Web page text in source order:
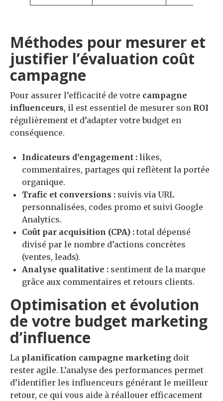
Méthodes pour mesurer et
justifier l’évaluation coût
campagne
Pour assurer l’efficacité de votre campagne
influenceurs, il est essentiel de mesurer son ROI
régulièrement et d’adapter votre budget en
conséquence.
Indicateurs d’engagement : likes,
commentaires, partages qui reflètent la portée
organique.
Trafic et conversions : suivis via URL
personnalisées, codes promo et suivi Google
Analytics.
Coût par acquisition (CPA) : total dépensé
divisé par le nombre d’actions concrètes
(ventes, leads).
Analyse qualitative : sentiment de la marque
grâce aux commentaires et retours clients.
Optimisation et évolution
de votre budget marketing
d’influence
La planification campagne marketing doit
rester agile. L’analyse des performances permet
d’identifier les influenceurs générant le meilleur
retour, ce qui vous aide à réallouer efficacement